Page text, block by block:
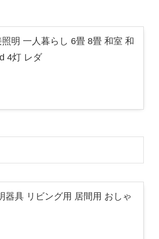
明 一人暮らし 6畳 8畳 和室 和
4灯 レダ
器具 リビング用 居間用 おしゃ